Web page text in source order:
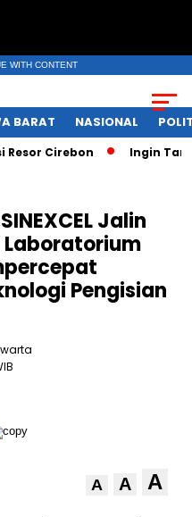
WITH CONTENT
BARAT NASIONAL
Cirebon Ingin Tampil
Jalin
Laboratorium
Pengisian
A A A